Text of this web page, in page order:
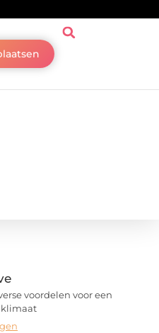
voordelen voor een